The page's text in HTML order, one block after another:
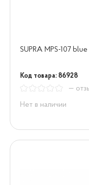
SUPRA MPS-107 blue
Код товара: 86928
—
Нет в наличии